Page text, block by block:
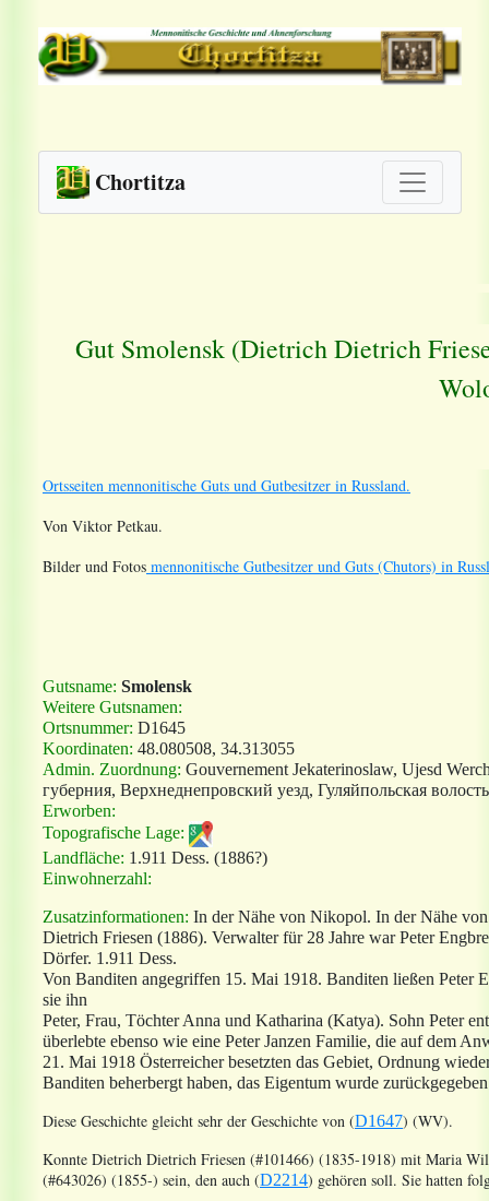
Chortitza
Gut Smolensk (Dietrich Dietrich
Ortsseiten mennonitische Guts und Gutbesitzer in Russland.
Von Viktor Petkau.
Bilder und Fotos mennonitische Gutbesitzer und Guts (Chutors) in
Gutsname: Smolensk
Weitere Gutsnamen:
Ortsnummer: D1645
Koordinaten: 48.080508, 34.313055
Admin. Zuordnung: Gouvernement Jekaterinoslaw, Ujesd
губерния, Верхнеднепровский уезд, Гуляйпольская
Erworben:
Topografische Lage:
Landfläche: 1.911 Dess. (1886?)
Einwohnerzahl:
Zusatzinformationen: In der Nähe von Nikopol. In der Nähe
Dietrich Friesen (1886). Verwalter für 28 Jahre war Peter
Dörfer. 1.911 Dess.
Von Banditen angegriffen 15. Mai 1918. Banditen ließen Peter
sie ihn
Peter, Frau, Töchter Anna und Katharina (Katya). Sohn Peter
überlebte ebenso wie eine Peter Janzen Familie, die auf dem
21. Mai 1918 Österreicher besetzten das Gebiet, Ordnung
Banditen beherbergt haben, das Eigentum wurde
Diese Geschichte gleicht sehr der Geschichte von (D1647) (WV).
Konnte Dietrich Dietrich Friesen (#101466) (1835-1918) mit Maria
(#643026) (1855-) sein, den auch (D2214) gehören soll. Sie hatten